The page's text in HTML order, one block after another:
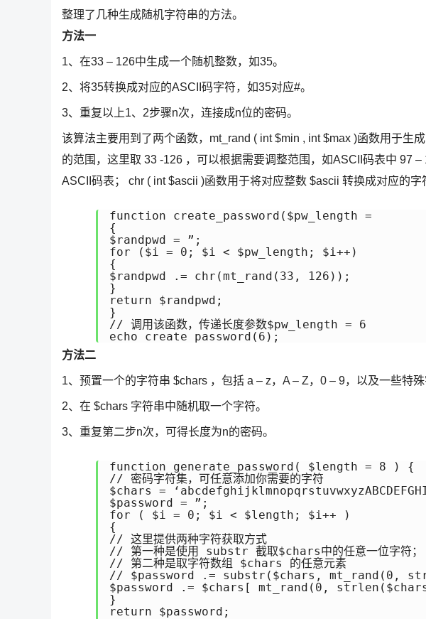
整理了几种生成随机字符串的方法。
方法一
1、在33 – 126中生成一个随机整数，如35。
2、将35转换成对应的ASCII码字符，如35对应#。
3、重复以上1、2步骤n次，连接成n位的密码。
该算法主要用到了两个函数，mt_rand ( int $min , int $max )函数用于生
的范围，这里取 33 -126 ，可以根据需要调整范围，如ASCII码表中 97
ASCII码表； chr ( int $ascii )函数用于将对应整数 $ascii 转换成对应的字
function create_password($pw_length =
{
$randpwd = ”;
for ($i = 0; $i < $pw_length; $i++)
{
$randpwd .= chr(mt_rand(33, 126));
}
return $randpwd;
}
// 调用该函数，传递长度参数$pw_length = 6
方法二
1、预置一个的字符串 $chars ，包括 a – z，A – Z，0 – 9，以及一些特殊
2、在 $chars 字符串中随机取一个字符。
3、重复第二步n次，可得长度为n的密码。
function generate_password( $length = 8 ) {
// 密码字符集，可任意添加你需要的字符
$chars =
$password = ”;
for ( $i = 0; $i < $length; $i++ )
{
// 这里提供两种字符获取方式
// 第一种是使用 substr 截取$chars中的任意一位字符；
// 第二种是取字符数组 $chars 的任意元素
// $password .= substr($chars, mt_rand(0,
$password .= $chars[ mt_rand(0,
}
return $password;